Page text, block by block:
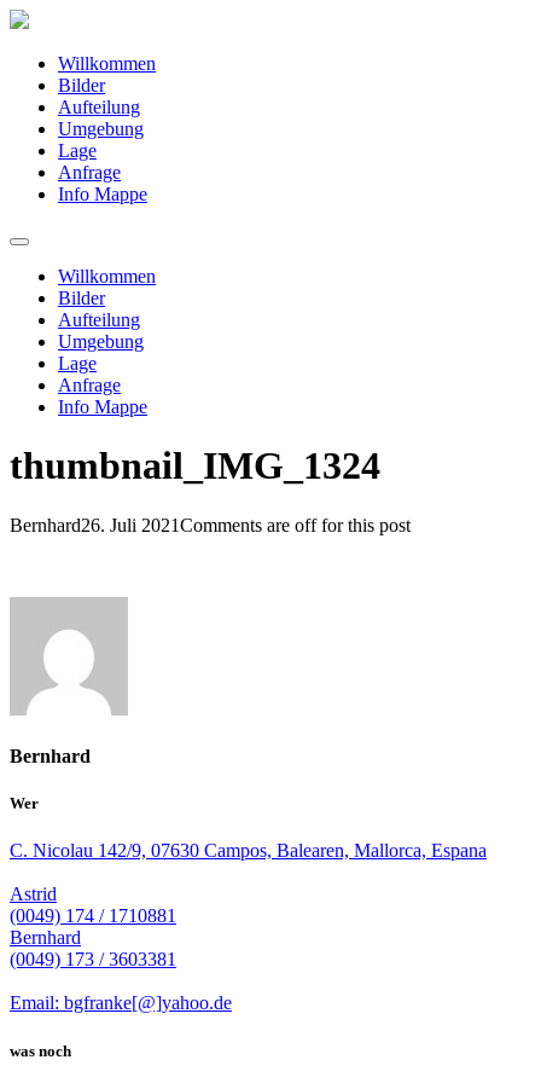
Willkommen
Bilder
Aufteilung
Umgebung
Lage
Anfrage
Info Mappe
Willkommen
Bilder
Aufteilung
Umgebung
Lage
Anfrage
Info Mappe
thumbnail_IMG_1324
Bernhard26. Juli 2021Comments are off for this post
Bernhard
Wer
C. Nicolau 142/9, 07630 Campos, Balearen, Mallorca, Espana
Astrid
(0049) 174 / 1710881
Bernhard
(0049) 173 / 3603381
Email: bgfranke[@]yahoo.de
was noch